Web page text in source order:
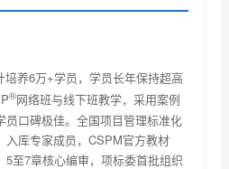
考试练习题目及其...
®培训中进度管理例...
®之项目采购管理常...
详解
培养6万+学员，学员长年保持超高
®网络班与线下班教学，采用案例
员口碑极佳。全国项目管理标准化
入库专家成员，CSPM官方教材
5至7章核心编审，项标委首批组织